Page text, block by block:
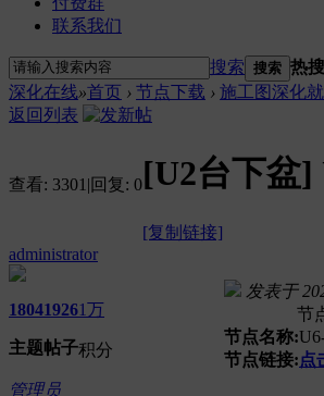
联系我们
搜索 搜索 热
深化在线»首页 › 节点下载 › 施工图深化
返回列表
查看: 3301 | 回复: 0[U2台下盆]
[复制链接]
administrator
1804
主题
1926
帖子
1万
积分
管理员
发表于
节
节点名称:
节点链接:点